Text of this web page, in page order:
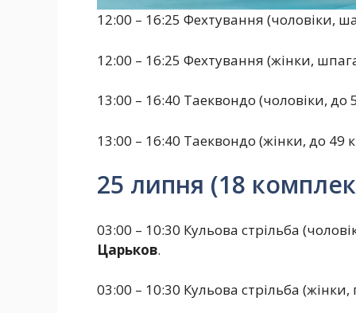
12:00 – 16:25 Фехтування (чоловіки,
12:00 – 16:25 Фехтування (жінки,
13:00 – 16:40 Таеквондо (чоловіки, до
13:00 – 16:40 Таеквондо (жінки, до 49
25 липня (18
03:00 – 10:30 Кульова стрільба
Царьков.
03:00 – 10:30 Кульова стрільба (жінки,